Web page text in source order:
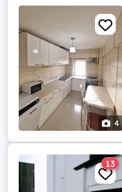
4
13